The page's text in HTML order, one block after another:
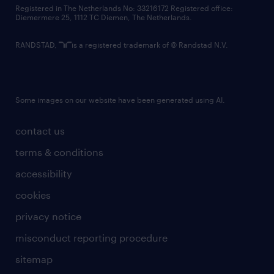
contact us
terms & conditions
accessibility
cookies
privacy notice
misconduct reporting procedure
sitemap
Registered in The Netherlands No: 33216172 Registered office:
Diemermere 25, 1112 TC Diemen, The Netherlands.
RANDSTAD, is a registered trademark of © Randstad N.V.
Some images on our website have been generated using AI.